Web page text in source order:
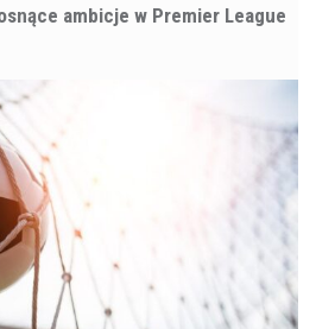
ambicje w Premier League